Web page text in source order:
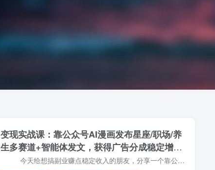
变现实战课：靠公众号AI漫画发布星座/职场/养
生多赛道+智能体发文，获得广告分成稳定增加
今天给想搞副业赚点稳定收入的朋友，分享一个靠公众号就能躺赚的副业项目，现在很多人想做公众号都卡在内容产出上了，自己写文案吧、费时又费力，好不容易更新，几次就坚持不...